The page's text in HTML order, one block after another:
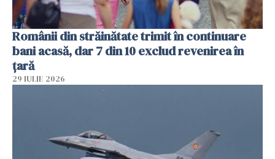
Românii din străinătate trimit în continuare
bani acasă, dar 7 din 10 exclud revenirea în
țară
29 IULIE 2026